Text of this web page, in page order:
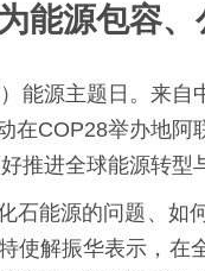
能源包容
能源主题日。来
在COP28举办地
进全球能源转型
石能源的问题、
使解振华表示，